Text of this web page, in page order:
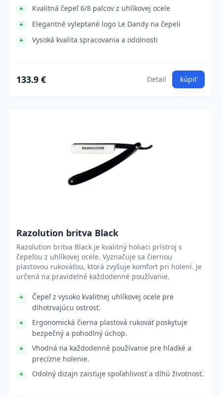
Kvalitná čepeľ 6/8 palcov z uhlíkovej ocele
Elegantné vyleptané logo Le Dandy na čepeli
Vysoká kvalita spracovania a odolnosti
133.9 € Detail kúpiť
Razolution britva Black
Razolution britva Black je kvalitný holiaci prístroj s
čepeľou z uhlíkovej ocele. Vyznačuje sa čiernou
plastovou rukoväťou, ktorá zvyšuje komfort pri holení. Je
určená na pravidelné každodenné používanie.
Čepeľ z vysoko kvalitnej uhlíkovej ocele pre
dlhotrvajúcu ostrosť.
Ergonomická čierna plastová rukoväť poskytuje
bezpečný a pohodlný úchop.
Vhodná na každodenné používanie pre hladké a
precízne holenie.
Odolný dizajn zaisťuje spoľahlivosť a dlhú životnosť.